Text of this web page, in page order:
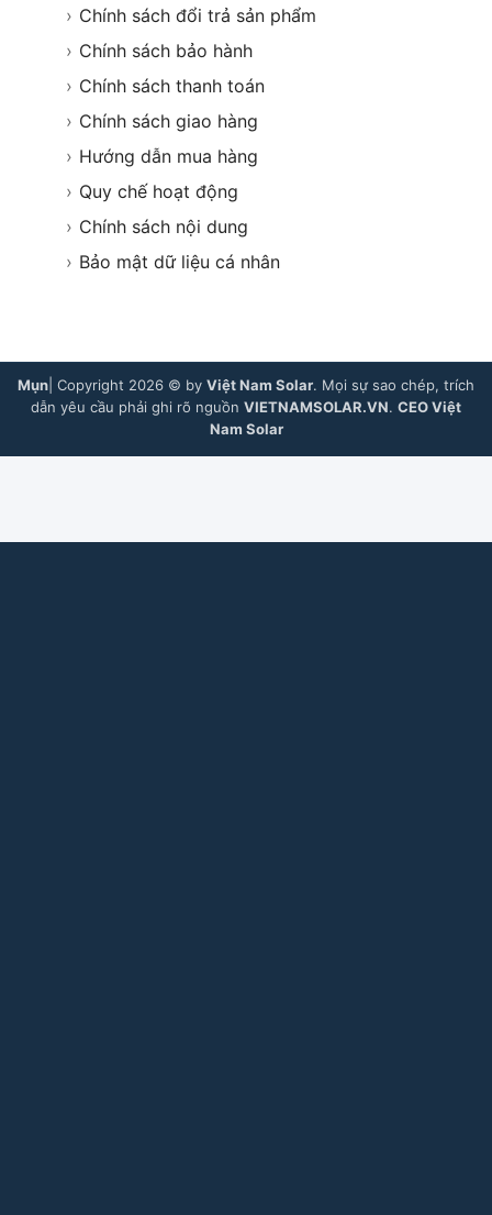
› Chính sách đổi trả sản phẩm
› Chính sách bảo hành
› Chính sách thanh toán
› Chính sách giao hàng
› Hướng dẫn mua hàng
› Quy chế hoạt động
› Chính sách nội dung
› Bảo mật dữ liệu cá nhân
Mụn | Copyright 2026 © by Việt Nam Solar. Mọi sự sao chép, trích
dẫn yêu cầu phải ghi rõ nguồn VIETNAMSOLAR.VN. CEO Việt
Nam Solar